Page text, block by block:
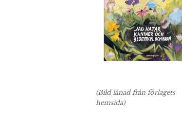
(Bild lånad från förlagets
hemsida)